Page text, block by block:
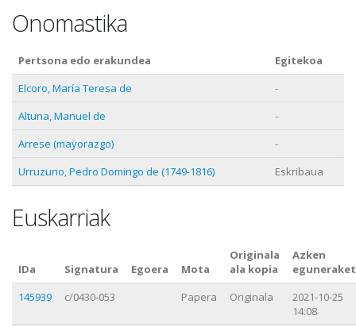
Onomastika
Pertsona edo erakundea
Egitekoa
Elcoro, María Teresa de
-
Altuna, Manuel de
-
Arrese (mayorazgo)
-
Urruzuno, Pedro Domingo de (1749-1816)
Eskribaua
Euskarriak
IDa Signatura Egoera Mota
Originala
ala kopia
Azken
145939
c/0430-053 Papera Originala
2021-10-25
14:08